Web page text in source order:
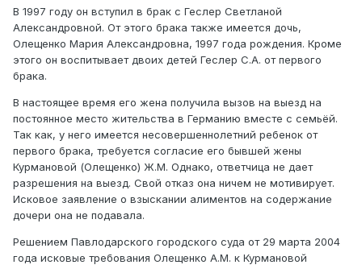
В 1997 году он вступил в брак с Геслер Светланой
Александровной. От этого брака также имеется дочь,
Олещенко Мария Александровна, 1997 года рождения. Кроме
этого он воспитывает двоих детей Геслер С.А. от первого
брака.
В настоящее время его жена получила вызов на выезд на
постоянное место жительства в Германию вместе с семьёй.
Так как, у него имеется несовершеннолетний ребенок от
первого брака, требуется согласие его бывшей жены
Курмановой (Олещенко) Ж.М. Однако, ответчица не дает
разрешения на выезд. Свой отказ она ничем не мотивирует.
Исковое заявление о взыскании алиментов на содержание
дочери она не подавала.
Решением Павлодарского городского суда от 29 марта 2004
года исковые требования Олещенко А.М. к Курмановой